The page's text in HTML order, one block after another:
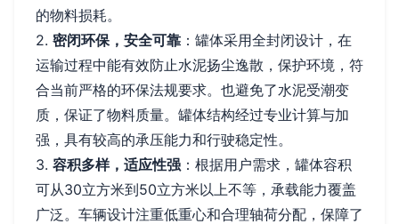
的物料损耗。
2. 密闭环保，安全可靠 ：罐体采用全封闭设计，在
运输过程中能有效防止水泥扬尘逸散，保护环境，符
合当前严格的环保法规要求。也避免了水泥受潮变
质，保证了物料质量。罐体结构经过专业计算与加
强，具有较高的承压能力和行驶稳定性。
3. 容积多样，适应性强 ：根据用户需求，罐体容积
可从30立方米到50立方米以上不等，承载能力覆盖
广泛。车辆设计注重低重心和合理轴荷分配，保障了